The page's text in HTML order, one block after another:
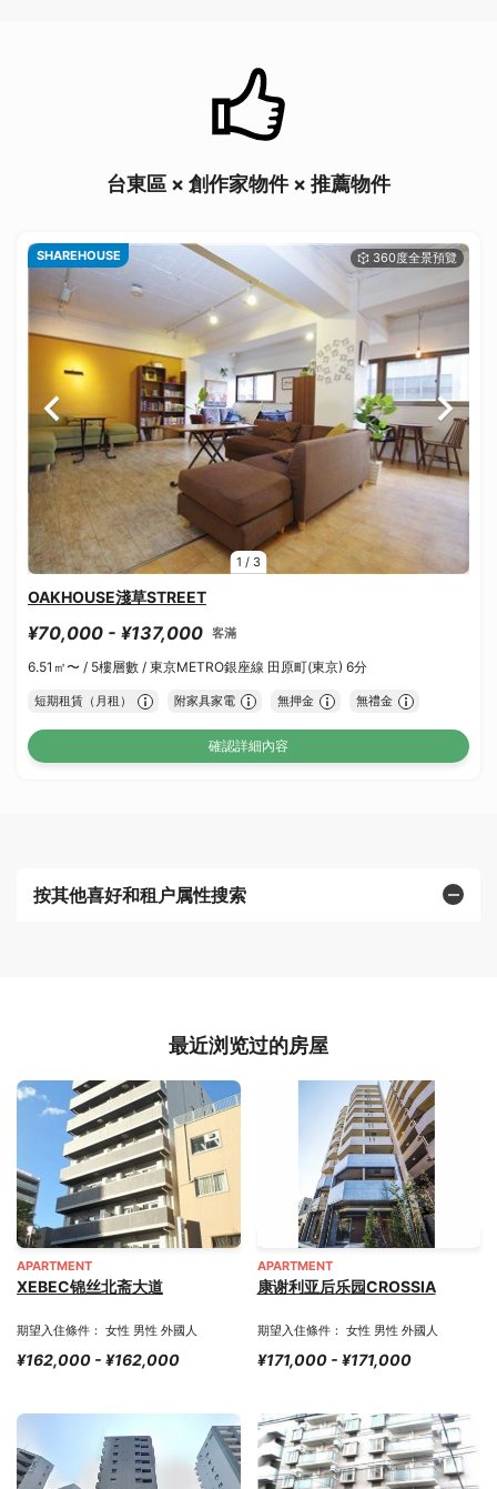
台東區 × 創作家物件 × 推薦物件
1 / 3
SHAREHOUSE
OAKHOUSE淺草STREET
¥70,000 - ¥137,000 客滿
6.51㎡〜 / 5樓層數 / 東京METRO銀座線 田原町(東京) 6分
短期租賃（月租） 附家具家電 無押金 無禮金
確認詳細內容
按其他喜好和租户属性搜索
最近浏览过的房屋
APARTMENT
XEBEC锦丝北斋大道
期望入住條件： 女性 男性 外國人
¥162,000 - ¥162,000
APARTMENT
康谢利亚后乐园CROSSIA
期望入住條件： 女性 男性 外國人
¥171,000 - ¥171,000